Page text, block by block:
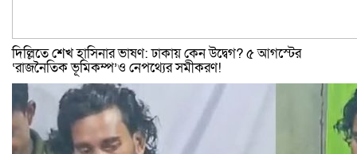
দিল্লিতে শেখ হাসিনার ভাষণ: ঢাকায় কেন উদ্বেগ? ৫ আগস্টের
‘রাজনৈতিক ভূমিকম্প’ও নেপথ্যের সমীকরণ!